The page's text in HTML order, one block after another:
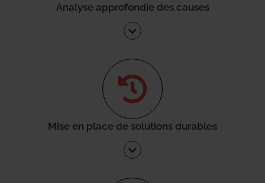
Analyse approfondie des causes
Mise en place de solutions durables